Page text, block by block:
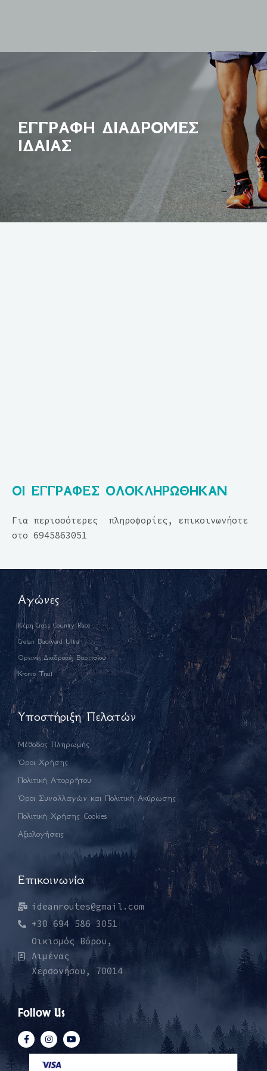
0.00€ 0
ΕΓΓΡΑΦΗ ΔΙΑΔΡΟΜΕΣ
ΙΔΑΙΑΣ
ΟΙ ΕΓΓΡΑΦΕΣ ΟΛΟΚΛΗΡΩΘΗΚΑΝ
Για περισσότερες πληροφορίες, επικοινωνήστε
στο 6945863051
Αγώνες
Κέρη Cross Country Race
Cretan Backyard Ultra
Ορεινές Διαδρομές Βοριτσίου
Kronio Trail
Υποστήριξη Πελατών
Μέθοδος Πληρωμής
Όροι Χρήσης
Πολιτική Απορρήτου
Όροι Συναλλαγών και Πολιτική Ακύρωσης
Πολιτική Χρήσης Cookies
Αξιολογήσεις
Επικοινωνία
ideanroutes@gmail.com
+30 694 586 3051
Οικισμός Βόρου,
Λιμένας
Χερσονήσου, 70014
Follow Us